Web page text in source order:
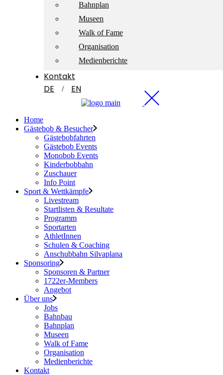
Bahnplan
Museen
Walk of Fame
Organisation
Medienberichte
Kontakt
DE
EN
Home
Gästebob & Besucher
Gästebobfahrten
Gästebob Events
Monobob Events
Kinderbobbahn
Zuschauer
Info Point
Sport & Wettkämpfe
Livestream
Startlisten & Resultate
Programm
Sportarten
AthletInnen
Schulen & Coaching
Anschubbahn Silvaplana
Sponsoring
Sponsoren & Partner
1722er-Members
Angebot
Über uns
Jobs
Bahnbau
Bahnplan
Museen
Walk of Fame
Organisation
Medienberichte
Kontakt